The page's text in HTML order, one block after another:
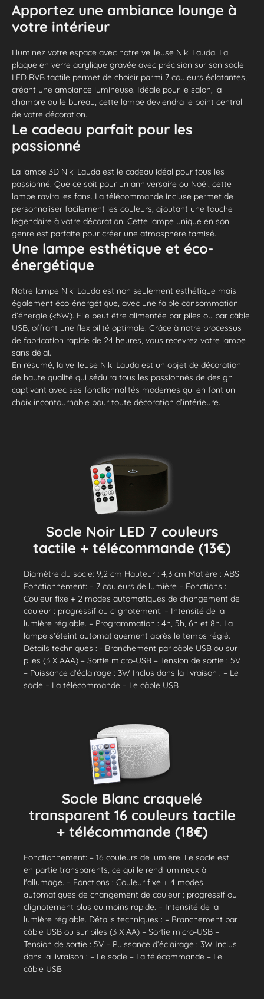
Apportez une ambiance lounge à
votre intérieur
Illuminez votre espace avec notre veilleuse Niki Lauda. La
plaque en verre acrylique gravée avec précision sur son socle
LED RVB tactile permet de choisir parmi 7 couleurs éclatantes,
créant une ambiance lumineuse. Idéale pour le salon, la
chambre ou le bureau, cette lampe deviendra le point central
de votre décoration.
Le cadeau parfait pour les
passionné
La lampe 3D Niki Lauda est le cadeau idéal pour tous les
passionné. Que ce soit pour un anniversaire ou Noël, cette
lampe ravira les fans. La télécommande incluse permet de
personnaliser facilement les couleurs, ajoutant une touche
légendaire à votre décoration. Cette lampe unique en son
genre est parfaite pour créer une atmosphère tamisé.
Une lampe esthétique et éco-
énergétique
Notre lampe Niki Lauda est non seulement esthétique mais
également éco-énergétique, avec une faible consommation
d’énergie (<5W). Elle peut être alimentée par piles ou par câble
USB, offrant une flexibilité optimale. Grâce à notre processus
de fabrication rapide de 24 heures, vous recevrez votre lampe
sans délai.
En résumé, la veilleuse Niki Lauda est un objet de décoration
de haute qualité qui séduira tous les passionnés de design
captivant avec ses fonctionnalités modernes qui en font un
choix incontournable pour toute décoration d’intérieure.
Socle Noir LED 7 couleurs
tactile + télécommande (13€)
Diamètre du socle: 9,2 cm Hauteur : 4,3 cm Matière : ABS
Fonctionnement: – 7 couleurs de lumière – Fonctions :
Couleur fixe + 2 modes automatiques de changement de
couleur : progressif ou clignotement. – Intensité de la
lumière réglable. – Programmation : 4h, 5h, 6h et 8h. La
lampe s’éteint automatiquement après le temps réglé.
Détails techniques : - Branchement par câble USB ou sur
piles (3 X AAA) – Sortie micro-USB – Tension de sortie : 5V
– Puissance d’éclairage : 3W Inclus dans la livraison : – Le
socle – La télécommande – Le câble USB
Socle Blanc craquelé
transparent 16 couleurs tactile
+ télécommande (18€)
Fonctionnement: – 16 couleurs de lumière. Le socle est
en partie transparents, ce qui le rend lumineux à
l'allumage. – Fonctions : Couleur fixe + 4 modes
automatiques de changement de couleur : progressif ou
clignotement plus ou moins rapide. – Intensité de la
lumière réglable. Détails techniques : – Branchement par
câble USB ou sur piles (3 X AA) – Sortie micro-USB –
Tension de sortie : 5V – Puissance d’éclairage : 3W Inclus
dans la livraison : – Le socle – La télécommande – Le
câble USB